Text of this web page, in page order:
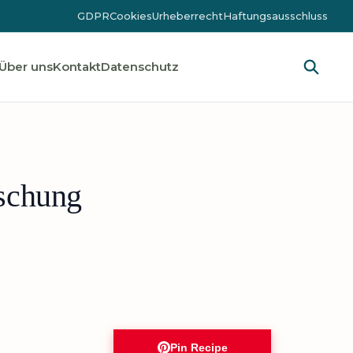
GDPRCookiesUrheberrechtHaftungsausschluss
Über unsKontaktDatenschutz
Pin Recipe